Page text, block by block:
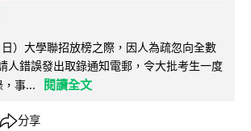
）大學聯招放榜之際，因人為疏忽向全數
人錯誤發出取錄通知電郵，令大批考生一度
事...
閱讀全文
分享